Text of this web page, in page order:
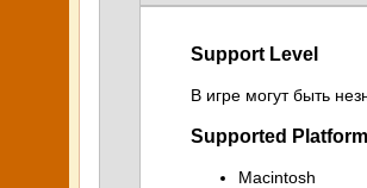
Support Level
В игре могут быть
Supported
Macintosh